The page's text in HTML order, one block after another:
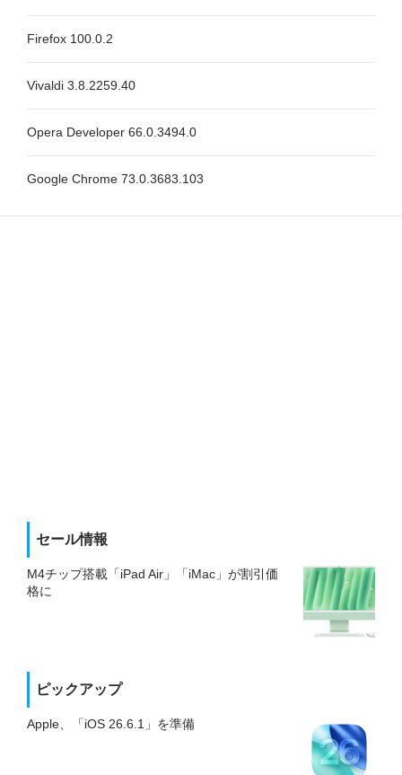
Firefox 100.0.2
Vivaldi 3.8.2259.40
Opera Developer 66.0.3494.0
Google Chrome 73.0.3683.103
セール情報
M4チップ搭載「iPad Air」「iMac」が割引価
格に
ピックアップ
Apple、「iOS 26.6.1」を準備